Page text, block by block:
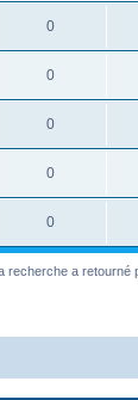
0
0
0
0
0
recherche a retourné